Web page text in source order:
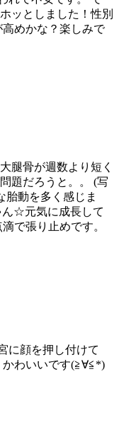
ッとしました！性別
めかな？楽しみで
腿骨が週数より短く
題だろうと。。 (写
胎動を多く感じま
ん☆元気に成長して
で張り止めです。
に顔を押し付けて
かわいいです(≧∀≦*)